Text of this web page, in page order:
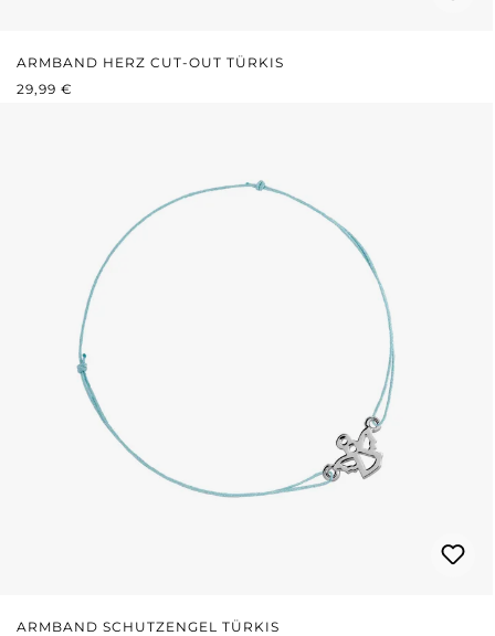
ARMBAND HERZ CUT-OUT TÜRKIS
REGULÄRER PREIS:
29,99 €
ARMBAND SCHUTZENGEL TÜRKIS